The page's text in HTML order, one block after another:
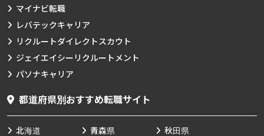
マイナビ転職
レバテックキャリア
リクルートダイレクトスカウト
ジェイエイシーリクルートメント
パソナキャリア
都道府県別おすすめ転職サイト
北海道 青森県
秋田県